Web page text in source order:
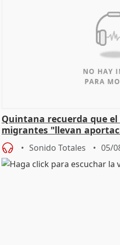
Quintana recuerda que
migrantes "llevan
central
Sonido Totales 05/